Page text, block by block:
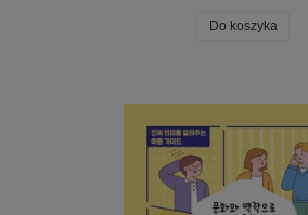
Do koszyka